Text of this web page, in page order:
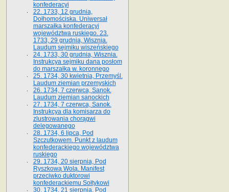
konfederacyi
22. 1733, 12 grudnia,
Dołhomościska. Uniwersał
marszałka konfederacyi
województwa ruskiego. 23.
1733, 29 grudnia, Wisznia.
Laudum sejmiku wiszeńskiego
24. 1733, 30 grudnia, Wisznia.
Instrukcya sejmiku dana posłom
do marszałka w. koronnego
25. 1734, 30 kwietnia, Przemyśl.
Laudum ziemian przemyskich
26. 1734, 7 czerwca, Sanok.
Laudum ziemian sanockich
27. 1734, 7 czerwca, Sanok.
Instrukcya dla komisarza do
zlustrowania chorągwi
delegowanego
28. 1734, 6 lipca, Pod
Szczutkowem. Punkt z laudum
konfederackiego województwa
ruskiego
29. 1734, 20 sierpnia, Pod
Ryszkową Wolą. Manifest
przeciwko duktorowi
konfederackiemu Sołtykowi
30. 1734, 21 sierpnia, Pod